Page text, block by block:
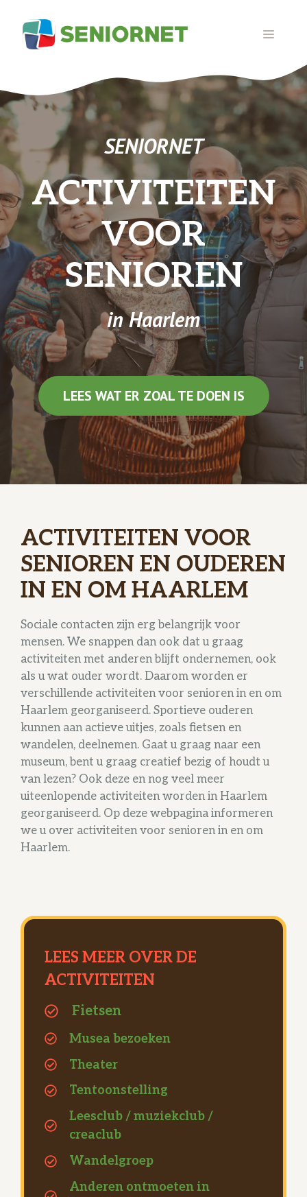
naar
MENU
SENIORNET
ACTIVITEITEN
VOOR
SENIOREN
in Haarlem
LEES WAT ER ZOAL TE DOEN IS
ACTIVITEITEN VOOR
SENIOREN EN OUDEREN
IN EN OM HAARLEM
Sociale contacten zijn erg belangrijk voor
mensen. We snappen dan ook dat u graag
activiteiten met anderen blijft ondernemen, ook
als u wat ouder wordt. Daarom worden er
verschillende activiteiten voor senioren in en om
Haarlem georganiseerd. Sportieve ouderen
kunnen aan actieve uitjes, zoals fietsen en
wandelen, deelnemen. Gaat u graag naar een
museum, bent u graag creatief bezig of houdt u
van lezen? Ook deze en nog veel meer
uiteenlopende activiteiten worden in Haarlem
georganiseerd. Op deze webpagina informeren
we u over activiteiten voor senioren in en om
Haarlem.
LEES MEER OVER DE
ACTIVITEITEN
Fietsen
Musea bezoeken
Theater
Tentoonstelling
Leesclub / muziekclub /
creaclub
Wandelgroep
Anderen ontmoeten in